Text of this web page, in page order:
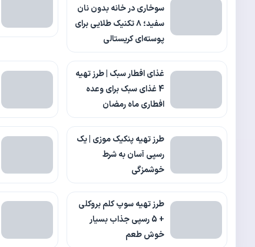
سوخاری در خانه بدون نان
سفید؛ ۸ تکنیک طلایی برای
پوسته‌ای کریستالی
غذای افطار سبک | طرز تهیه
4 غذای سبک برای وعده
افطاری ماه رمضان
طرز تهیه پنکیک موزی | یک
رسپی آسان به شرط
خوشمزگی
طرز تهیه سوپ کلم بروکلی
+ 5 رسپی جذاب بسیار
خوش طعم